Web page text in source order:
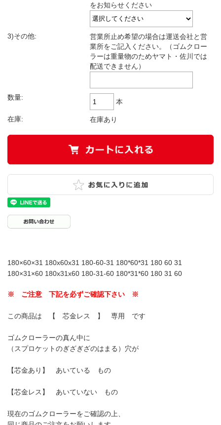
をお知らせください
3)その他:
営業所止め希望の場合は運送会社と営
業所をご記入ください。（ゴムクロー
ラーは重量物のためヤマト・佐川では
配送できません）
数量:
本
在庫: 在庫あり
180×60×31 180x60x31 180-60-31 180*60*31 180 60 31
180×31×60 180x31x60 180-31-60 180*31*60 180 31 60
※ ご注意 下記を必ずご確認下さい ※
この商品は 【 芯金レス 】 専用 です
ゴムクローラーの真ん中に
（スプロケットのぎざぎざのはまる）穴が
【芯金あり】 あいている もの
【芯金レス】 あいていない もの
現在のゴムクローラーをご確認の上、